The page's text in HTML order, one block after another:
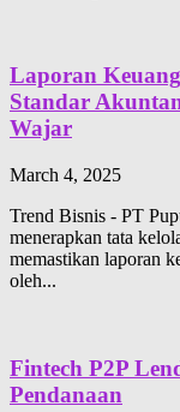
Laporan
Standar
Wajar
March 4, 2025
Trend Bisnis - PT
menerapkan tata
memastikan laporan
oleh...
Fintech P2P
Pendanaan